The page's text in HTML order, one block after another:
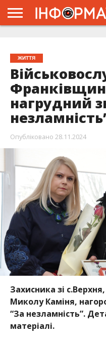
ЖИТТЯ
нагрудний
Опубліковано 28.11.2024
Захисника зі
Миколу Каміня,
“За незламність”.
матеріалі.